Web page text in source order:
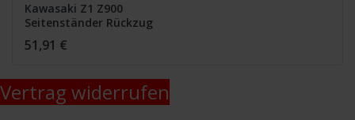
Kawasaki Z1 Z900
Seitenständer Rückzug
Mechanik
51,91 €
Vertrag widerrufen